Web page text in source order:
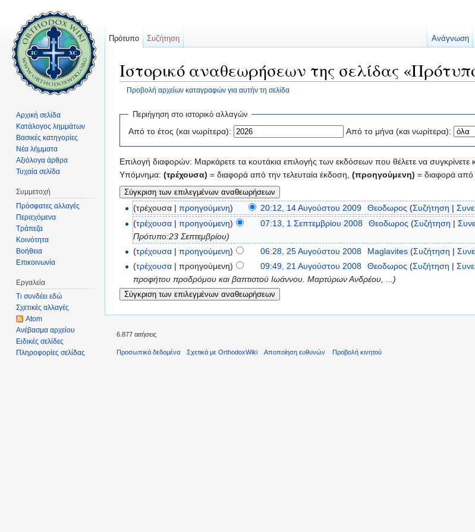
Ιστορικό αναθεωρήσεων της σελίδας
Προβολή αρχείων καταγραφών για αυτήν τη σελίδα
Περιήγηση στο ιστορικό αλλαγών
Από το έτος (και νωρίτερα): Από το μήνα (και νωρίτερα):
Επιλογή διαφορών: Μαρκάρετε τα κουτάκια επιλογής των εκδόσεων που θέλετε να
Υπόμνημα: (τρέχουσα) = διαφορά από την τελευταία έκδοση, (προηγούμενη) = διαφορά από
(τρέχουσα |προηγούμενη) 20:12, 14 Αυγούστου 2009 Θεοδωρος (Συζήτηση |
(τρέχουσα |προηγούμενη) 07:13, 1 Σεπτεμβρίου 2008 Θεοδωρος (Συζήτηση |
Πρότυπο:23 Σεπτεμβρίου)
(τρέχουσα |προηγούμενη) 06:28, 25 Αυγούστου 2008 Maglavites (Συζήτηση |
(τρέχουσα | προηγούμενη) 09:49, 21 Αυγούστου 2008 Θεοδωρος (Συζήτηση |
προφήτου προδρόμου και βαπτιστού Ιωάννου. Μαρτύρων Ανδρέου, ...)
Πρότυπο Συζήτηση Ανάγνωση
Αρχική σελίδα
Κατάλογος λημμάτων
Βασικές κατηγορίες
Νέα λήμματα
Αξιόλογα άρθρα
Τυχαία σελίδα
Συμμετοχή
Πρόσφατες αλλαγές
Περιεχόμενα
Τράπεζα
Κοινότητα
Βοήθεια
Επικοινωνία
Εργαλεία
Τι συνδέει εδώ
Σχετικές αλλαγές
Atom
Ανέβασμα αρχείου
Ειδικές σελίδες
Πληροφορίες σελίδας
6.877 αιτήσεις
Προσωπικά δεδομένα Σχετικά με OrthodoxWiki Αποποίηση ευθυνών Προβολή κινητού